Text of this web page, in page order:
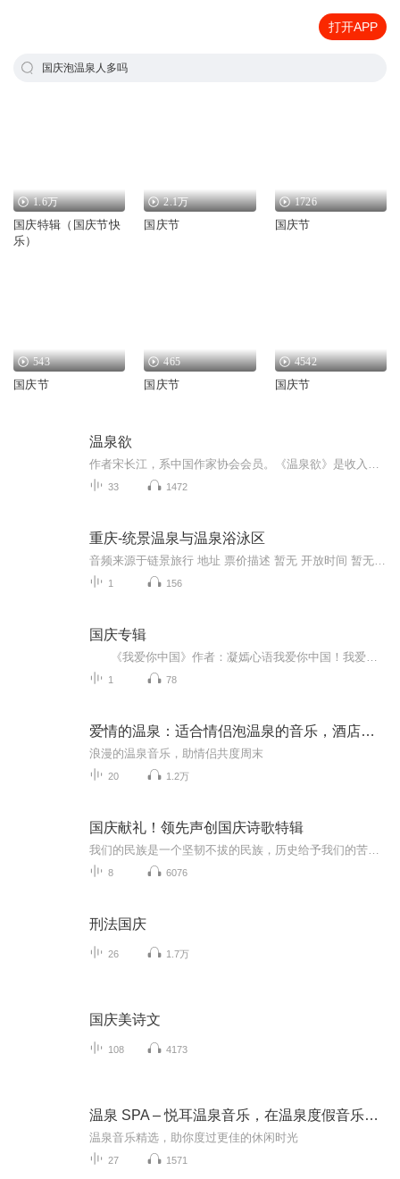
打开APP
国庆泡温泉人多吗
1.6万
国庆特辑（国庆节快
乐）
2.1万
国庆节
1726
国庆节
543
国庆节
465
国庆节
4542
国庆节
温泉欲
33 1472
重庆-统景温泉与温泉浴泳区
1 156
国庆专辑
1 78
爱情的温泉：适合情侣泡温泉的音乐，酒店的温泉，浪漫的周末，放松的乐曲，爵士音乐
浪漫的温泉音乐，助情侣共度周末
20 1.2万
国庆献礼！领先声创国庆诗歌特辑
8 6076
刑法国庆
26 1.7万
国庆美诗文
108 4173
温泉 SPA – 悦耳温泉音乐，在温泉度假音乐，水疗中心歌曲, 温泉治疗音乐
温泉音乐精选，助你度过更佳的休闲时光
27 1571